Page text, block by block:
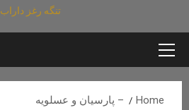
تنگه رغز داراب
Primary
Home – پارسیان و عسلویه